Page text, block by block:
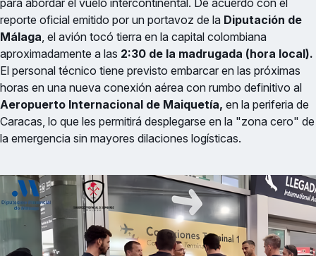
para abordar el vuelo intercontinental. De acuerdo con el
reporte oficial emitido por un portavoz de la Diputación de
Málaga, el avión tocó tierra en la capital colombiana
aproximadamente a las 2:30 de la madrugada (hora local).
El personal técnico tiene previsto embarcar en las próximas
horas en una nueva conexión aérea con rumbo definitivo al
Aeropuerto Internacional de Maiquetía, en la periferia de
Caracas, lo que les permitirá desplegarse en la "zona cero" de
la emergencia sin mayores dilaciones logísticas.